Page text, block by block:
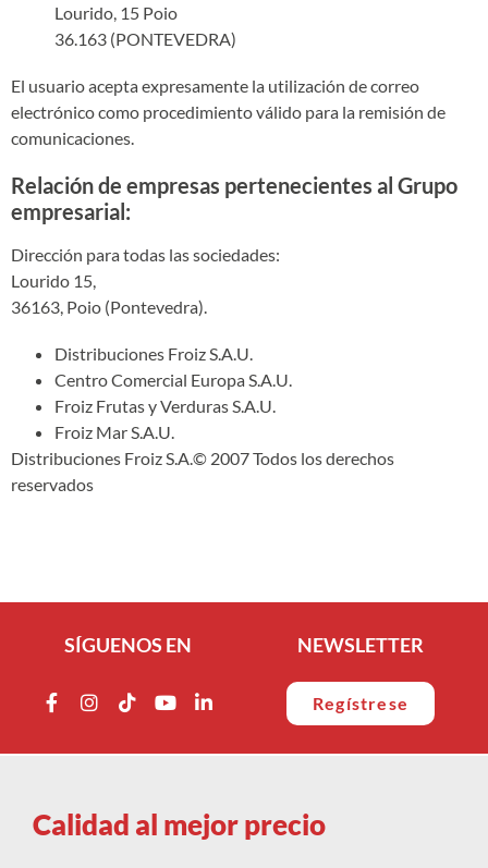
Lourido, 15 Poio
36.163 (PONTEVEDRA)
El usuario acepta expresamente la utilización de correo
electrónico como procedimiento válido para la remisión de
comunicaciones.
Relación de empresas pertenecientes al Grupo
empresarial:
Dirección para todas las sociedades:
Lourido 15,
36163, Poio (Pontevedra).
Distribuciones Froiz S.A.U.
Centro Comercial Europa S.A.U.
Froiz Frutas y Verduras S.A.U.
Froiz Mar S.A.U.
Distribuciones Froiz S.A.© 2007 Todos los derechos
reservados
SÍGUENOS EN NEWSLETTER
Regístrese
Calidad al mejor precio